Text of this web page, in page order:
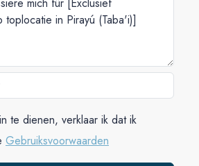
te dienen, verklaar ik dat ik
Gebruiksvoorwaarden